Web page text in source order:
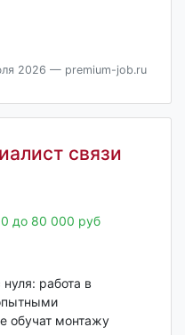
2026 — premium-job.ru
связи
до 80 000 руб
работа в
обучат монтажу